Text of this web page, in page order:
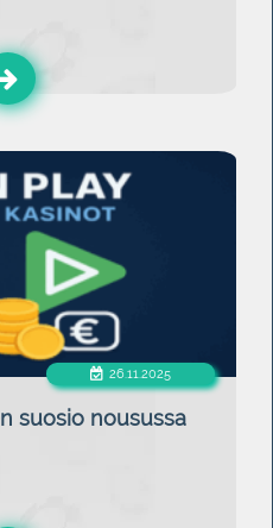
26.11.2025
suosio nousussa